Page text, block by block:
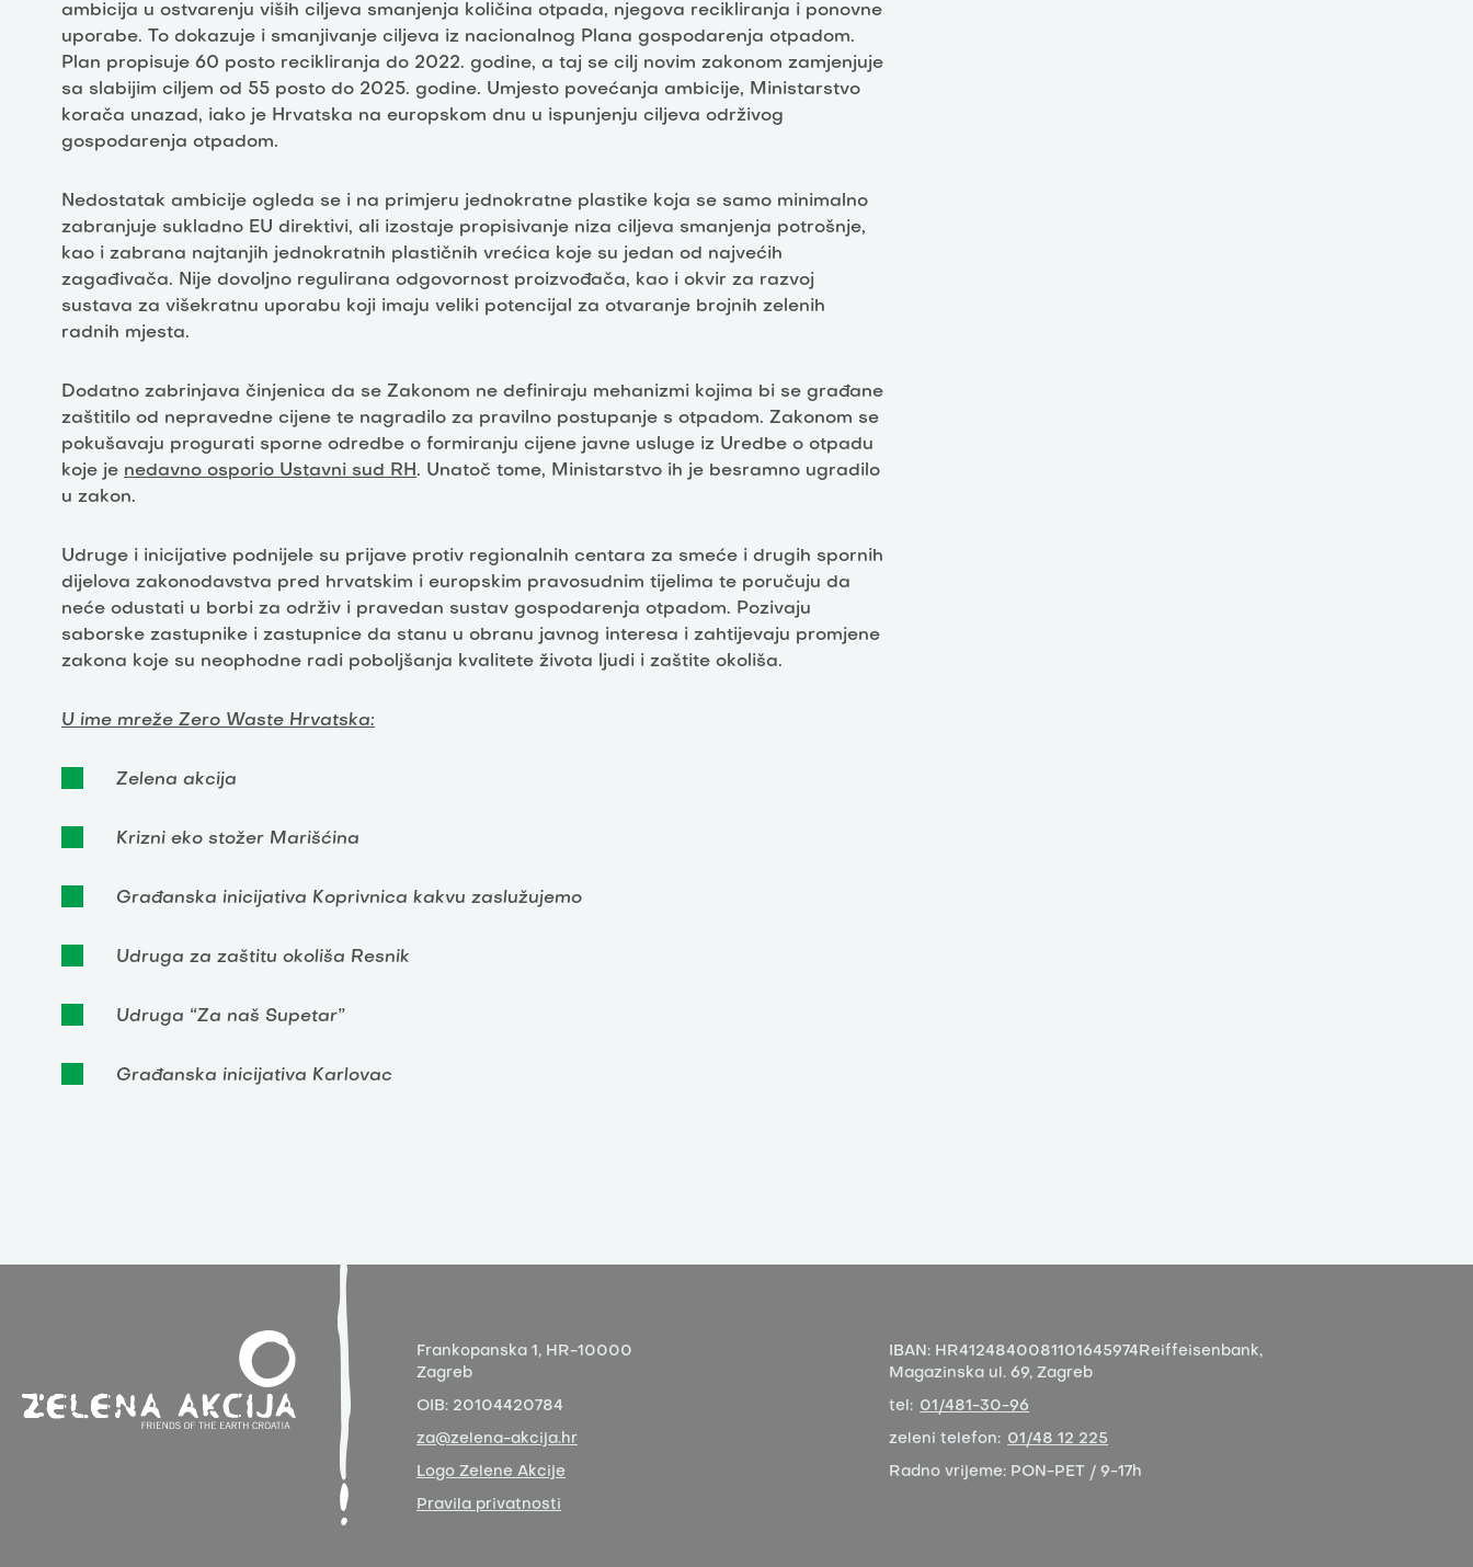
ambicija u ostvarenju viših ciljeva smanjenja količina otpada, njegova recikliranja i ponovne
uporabe. To dokazuje i smanjivanje ciljeva iz nacionalnog Plana gospodarenja otpadom.
Plan propisuje 60 posto recikliranja do 2022. godine, a taj se cilj novim zakonom zamjenjuje
sa slabijim ciljem od 55 posto do 2025. godine. Umjesto povećanja ambicije, Ministarstvo
korača unazad, iako je Hrvatska na europskom dnu u ispunjenju ciljeva održivog
gospodarenja otpadom.
Nedostatak ambicije ogleda se i na primjeru jednokratne plastike koja se samo minimalno
zabranjuje sukladno EU direktivi, ali izostaje propisivanje niza ciljeva smanjenja potrošnje,
kao i zabrana najtanjih jednokratnih plastičnih vrećica koje su jedan od najvećih
zagađivača. Nije dovoljno regulirana odgovornost proizvođača, kao i okvir za razvoj
sustava za višekratnu uporabu koji imaju veliki potencijal za otvaranje brojnih zelenih
radnih mjesta.
Dodatno zabrinjava činjenica da se Zakonom ne definiraju mehanizmi kojima bi se građane
zaštitilo od nepravedne cijene te nagradilo za pravilno postupanje s otpadom. Zakonom se
pokušavaju progurati sporne odredbe o formiranju cijene javne usluge iz Uredbe o otpadu
koje je nedavno osporio Ustavni sud RH. Unatoč tome, Ministarstvo ih je besramno ugradilo
u zakon.
Udruge i inicijative podnijele su prijave protiv regionalnih centara za smeće i drugih spornih
dijelova zakonodavstva pred hrvatskim i europskim pravosudnim tijelima te poručuju da
neće odustati u borbi za održiv i pravedan sustav gospodarenja otpadom. Pozivaju
saborske zastupnike i zastupnice da stanu u obranu javnog interesa i zahtijevaju promjene
zakona koje su neophodne radi poboljšanja kvalitete života ljudi i zaštite okoliša.
U ime mreže Zero Waste Hrvatska:
Zelena akcija
Krizni eko stožer Marišćina
Građanska inicijativa Koprivnica kakvu zaslužujemo
Udruga za zaštitu okoliša Resnik
Udruga “Za naš Supetar”
Građanska inicijativa Karlovac
Frankopanska 1, HR-10000
Zagreb
OIB: 20104420784
za@zelena-akcija.hr
Logo Zelene Akcije
Pravila privatnosti
IBAN: HR4124840081101645974 Reiffeisenbank,
Magazinska ul. 69, Zagreb
tel: 01/481-30-96
zeleni telefon: 01/48 12 225
Radno vrijeme: PON-PET / 9-17h